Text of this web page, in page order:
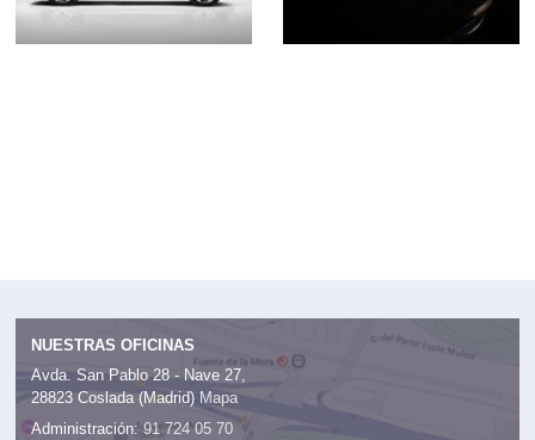
NUESTRAS OFICINAS
Avda. San Pablo 28 - Nave 27,
28823 Coslada (Madrid) Mapa
Administración: 91 724 05 70